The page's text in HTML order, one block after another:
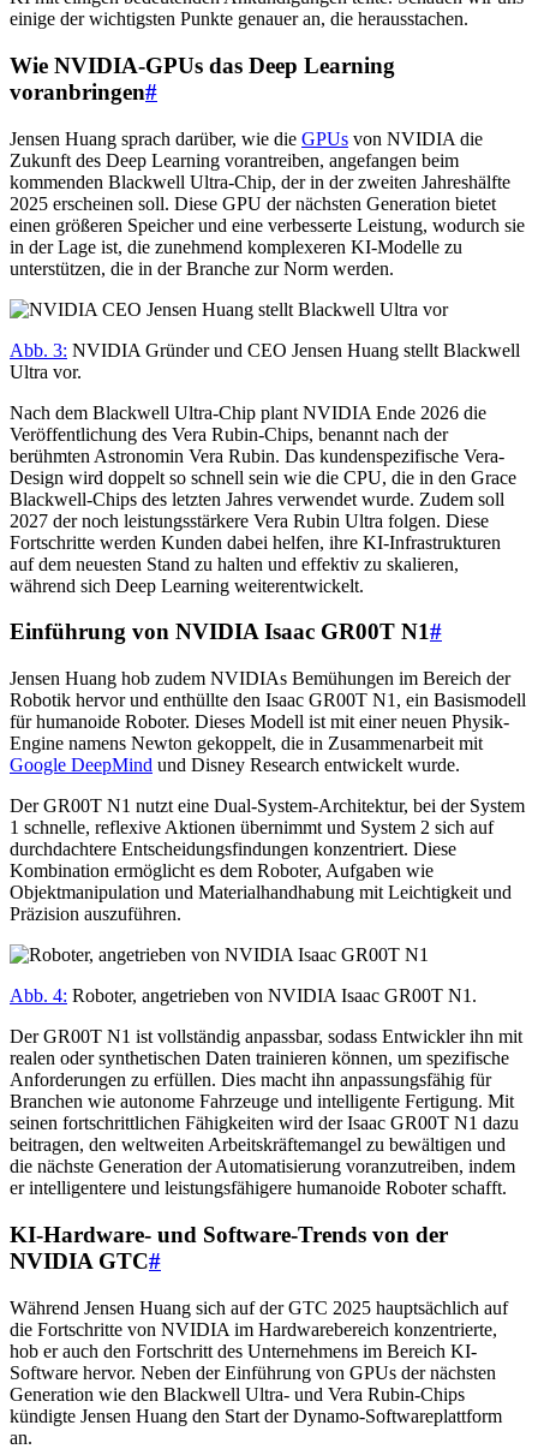
einige der wichtigsten Punkte genauer an, die herausstachen.
Wie NVIDIA-GPUs das Deep Learning
voranbringen#
Jensen Huang sprach darüber, wie die GPUs von NVIDIA die
Zukunft des Deep Learning vorantreiben, angefangen beim
kommenden Blackwell Ultra-Chip, der in der zweiten Jahreshälfte
2025 erscheinen soll. Diese GPU der nächsten Generation bietet
einen größeren Speicher und eine verbesserte Leistung, wodurch sie
in der Lage ist, die zunehmend komplexeren KI-Modelle zu
unterstützen, die in der Branche zur Norm werden.
Abb. 3: NVIDIA Gründer und CEO Jensen Huang stellt Blackwell
Ultra vor.
Nach dem Blackwell Ultra-Chip plant NVIDIA Ende 2026 die
Veröffentlichung des Vera Rubin-Chips, benannt nach der
berühmten Astronomin Vera Rubin. Das kundenspezifische Vera-
Design wird doppelt so schnell sein wie die CPU, die in den Grace
Blackwell-Chips des letzten Jahres verwendet wurde. Zudem soll
2027 der noch leistungsstärkere Vera Rubin Ultra folgen. Diese
Fortschritte werden Kunden dabei helfen, ihre KI-Infrastrukturen
auf dem neuesten Stand zu halten und effektiv zu skalieren,
während sich Deep Learning weiterentwickelt.
Einführung von NVIDIA Isaac GR00T N1#
Jensen Huang hob zudem NVIDIAs Bemühungen im Bereich der
Robotik hervor und enthüllte den Isaac GR00T N1, ein Basismodell
für humanoide Roboter. Dieses Modell ist mit einer neuen Physik-
Engine namens Newton gekoppelt, die in Zusammenarbeit mit
Google DeepMind und Disney Research entwickelt wurde.
Der GR00T N1 nutzt eine Dual-System-Architektur, bei der System
1 schnelle, reflexive Aktionen übernimmt und System 2 sich auf
durchdachtere Entscheidungsfindungen konzentriert. Diese
Kombination ermöglicht es dem Roboter, Aufgaben wie
Objektmanipulation und Materialhandhabung mit Leichtigkeit und
Präzision auszuführen.
Abb. 4: Roboter, angetrieben von NVIDIA Isaac GR00T N1.
Der GR00T N1 ist vollständig anpassbar, sodass Entwickler ihn mit
realen oder synthetischen Daten trainieren können, um spezifische
Anforderungen zu erfüllen. Dies macht ihn anpassungsfähig für
Branchen wie autonome Fahrzeuge und intelligente Fertigung. Mit
seinen fortschrittlichen Fähigkeiten wird der Isaac GR00T N1 dazu
beitragen, den weltweiten Arbeitskräftemangel zu bewältigen und
die nächste Generation der Automatisierung voranzutreiben, indem
er intelligentere und leistungsfähigere humanoide Roboter schafft.
KI-Hardware- und Software-Trends von der
NVIDIA GTC#
Während Jensen Huang sich auf der GTC 2025 hauptsächlich auf
die Fortschritte von NVIDIA im Hardwarebereich konzentrierte,
hob er auch den Fortschritt des Unternehmens im Bereich KI-
Software hervor. Neben der Einführung von GPUs der nächsten
Generation wie den Blackwell Ultra- und Vera Rubin-Chips
kündigte Jensen Huang den Start der Dynamo-Softwareplattform
an.